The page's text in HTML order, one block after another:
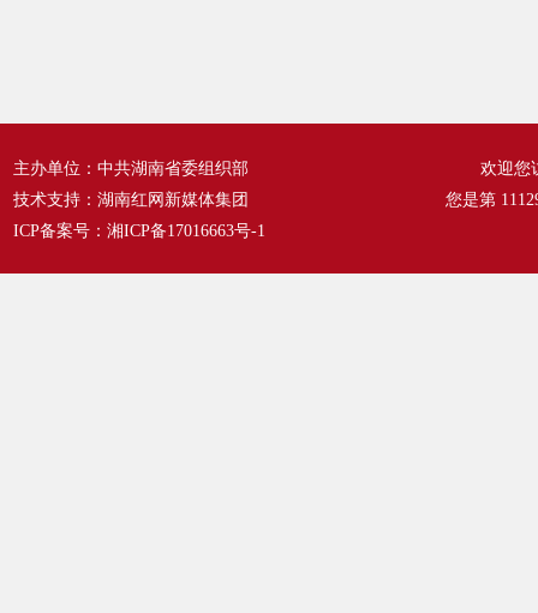
主办单位：中共湖南省委组织部
技术支持：湖南红网新媒体集团
ICP备案号： 湘ICP备17016663号-1
欢迎您
您是第